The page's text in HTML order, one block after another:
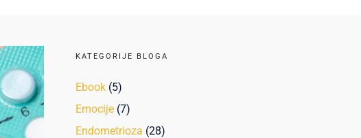
KATEGORIJE BLOGA
Ebook (5)
Emocije (7)
Endometrioza (28)